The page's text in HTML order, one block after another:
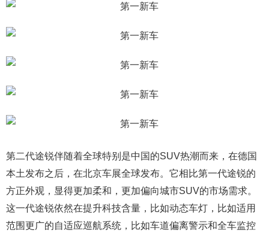
第二代途锐伴随着全球特别是中国的SUV热潮而来，在德国
本土发布之后，在北京车展全球发布。它相比第一代途锐的
方正外观，显得更加柔和，更加偏向城市SUV的市场需求。
这一代途锐依然在提升科技含量，比如动态车灯，比如适用
范围更广的自适应巡航系统，比如车道偏离警示和全车监控